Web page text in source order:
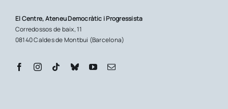
El Centre, Ateneu Democràtic i Progressista
Corredossos de baix, 11
08140 Caldes de Montbui (Barcelona)